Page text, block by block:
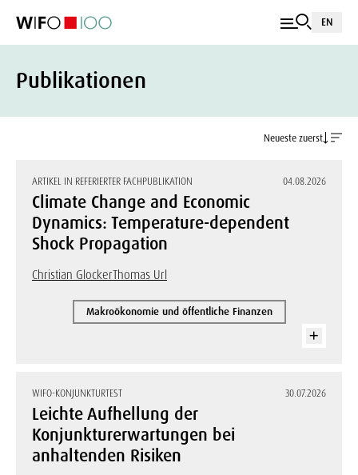
EN
Publikationen
Neueste zuerst
ARTIKEL IN REFERIERTER FACHPUBLIKATION 04.08.2026
Climate Change and Economic
Dynamics: Temperature-dependent
Shock Propagation
Christian GlockerThomas Url
Makroökonomie und öffentliche Finanzen
WIFO-KONJUNKTURTEST 30.07.2026
Leichte Aufhellung der
Konjunkturerwartungen bei
anhaltenden Risiken